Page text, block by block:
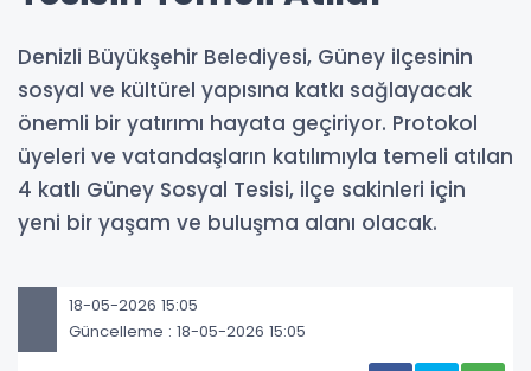
Denizli Büyükşehir Belediyesi, Güney ilçesinin
sosyal ve kültürel yapısına katkı sağlayacak
önemli bir yatırımı hayata geçiriyor. Protokol
üyeleri ve vatandaşların katılımıyla temeli atılan
4 katlı Güney Sosyal Tesisi, ilçe sakinleri için
yeni bir yaşam ve buluşma alanı olacak.
18-05-2026 15:05
Güncelleme : 18-05-2026 15:05